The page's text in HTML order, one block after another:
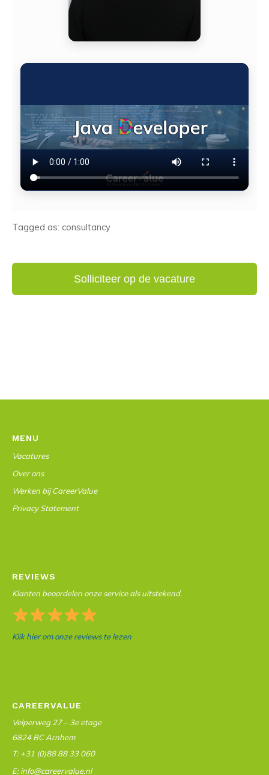
Tagged as: consultancy
MENU
Vacatures
Over ons
Werken bij CareerValue
Privacy Statement
REVIEWS
Klanten beoordelen onze service als uitstekend.
Klik hier om onze reviews te lezen
CAREERVALUE
Velperweg 27 – 3e etage
6824 BC Arnhem
T: +31 (0)88 88 33 060
E: info@careervalue.nl